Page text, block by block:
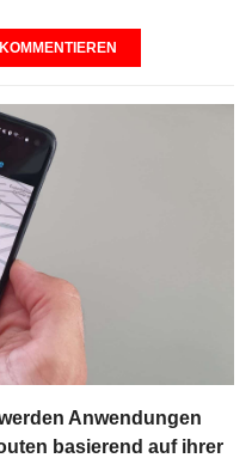
KOMMENTIEREN
Anwendungen
basierend auf ihrer